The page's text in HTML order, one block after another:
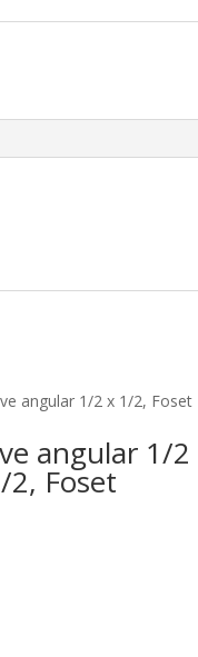
angular 1/2
2, Foset